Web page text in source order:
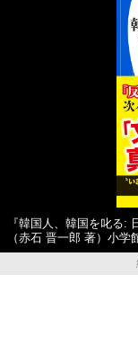
『韓国人、韓国を叱る:
（赤石 晋一郎 著）小学